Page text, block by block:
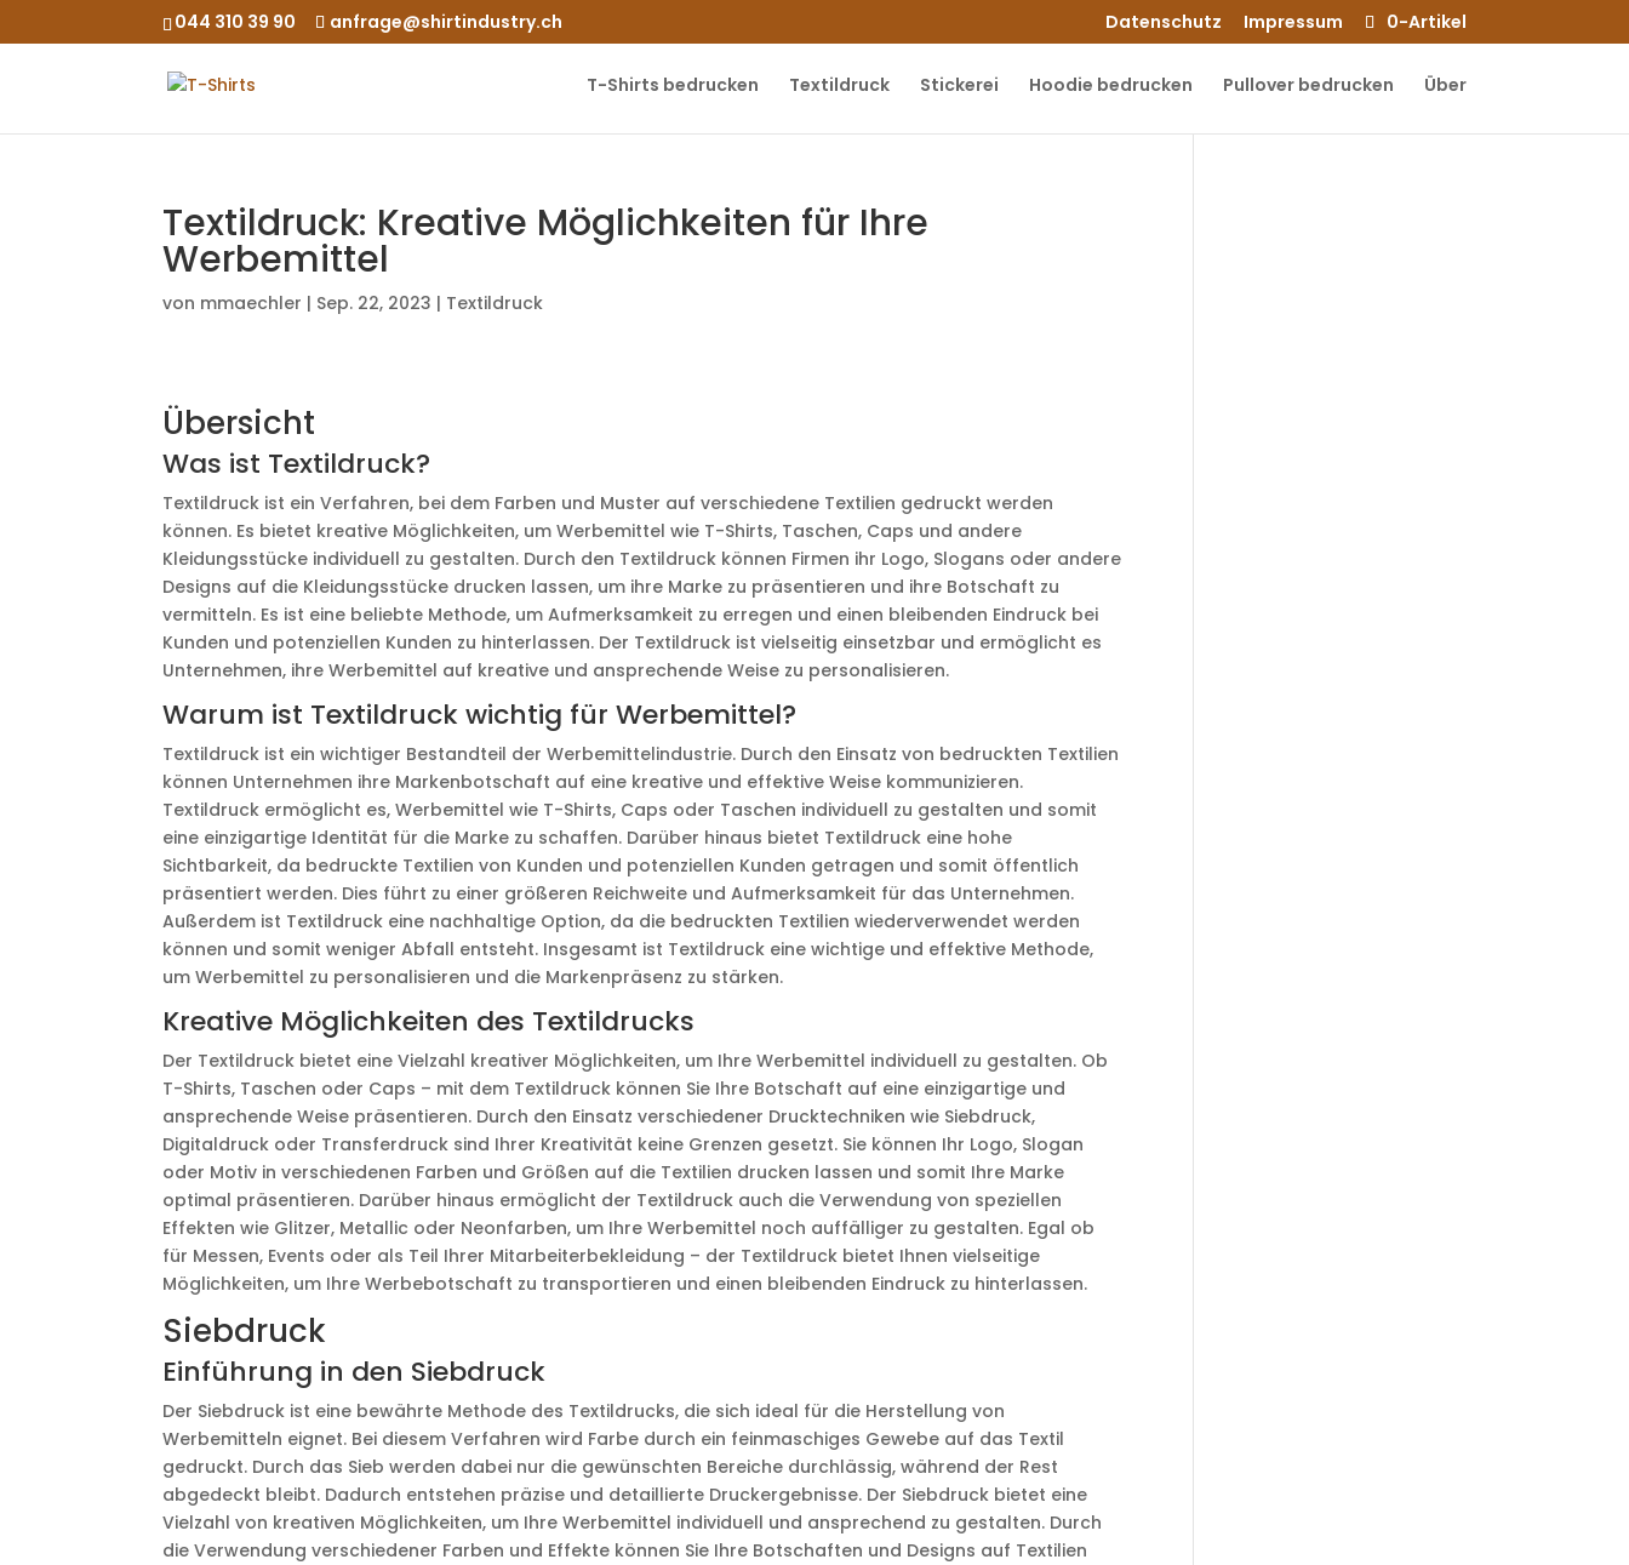
044 310 39 90 anfrage@shirtindustry.ch Datenschutz Impressum 0-Artikel
T-Shirts bedrucken Textildruck Stickerei Hoodie bedrucken Pullover bedrucken Über
Textildruck: Kreative Möglichkeiten für Ihre
Werbemittel
von mmaechler | Sep. 22, 2023 | Textildruck
Übersicht
Was ist Textildruck?
Textildruck ist ein Verfahren, bei dem Farben und Muster auf verschiedene Textilien gedruckt werden
können. Es bietet kreative Möglichkeiten, um Werbemittel wie T-Shirts, Taschen, Caps und andere
Kleidungsstücke individuell zu gestalten. Durch den Textildruck können Firmen ihr Logo, Slogans oder andere
Designs auf die Kleidungsstücke drucken lassen, um ihre Marke zu präsentieren und ihre Botschaft zu
vermitteln. Es ist eine beliebte Methode, um Aufmerksamkeit zu erregen und einen bleibenden Eindruck bei
Kunden und potenziellen Kunden zu hinterlassen. Der Textildruck ist vielseitig einsetzbar und ermöglicht es
Unternehmen, ihre Werbemittel auf kreative und ansprechende Weise zu personalisieren.
Warum ist Textildruck wichtig für Werbemittel?
Textildruck ist ein wichtiger Bestandteil der Werbemittelindustrie. Durch den Einsatz von bedruckten Textilien
können Unternehmen ihre Markenbotschaft auf eine kreative und effektive Weise kommunizieren.
Textildruck ermöglicht es, Werbemittel wie T-Shirts, Caps oder Taschen individuell zu gestalten und somit
eine einzigartige Identität für die Marke zu schaffen. Darüber hinaus bietet Textildruck eine hohe
Sichtbarkeit, da bedruckte Textilien von Kunden und potenziellen Kunden getragen und somit öffentlich
präsentiert werden. Dies führt zu einer größeren Reichweite und Aufmerksamkeit für das Unternehmen.
Außerdem ist Textildruck eine nachhaltige Option, da die bedruckten Textilien wiederverwendet werden
können und somit weniger Abfall entsteht. Insgesamt ist Textildruck eine wichtige und effektive Methode,
um Werbemittel zu personalisieren und die Markenpräsenz zu stärken.
Kreative Möglichkeiten des Textildrucks
Der Textildruck bietet eine Vielzahl kreativer Möglichkeiten, um Ihre Werbemittel individuell zu gestalten. Ob
T-Shirts, Taschen oder Caps – mit dem Textildruck können Sie Ihre Botschaft auf eine einzigartige und
ansprechende Weise präsentieren. Durch den Einsatz verschiedener Drucktechniken wie Siebdruck,
Digitaldruck oder Transferdruck sind Ihrer Kreativität keine Grenzen gesetzt. Sie können Ihr Logo, Slogan
oder Motiv in verschiedenen Farben und Größen auf die Textilien drucken lassen und somit Ihre Marke
optimal präsentieren. Darüber hinaus ermöglicht der Textildruck auch die Verwendung von speziellen
Effekten wie Glitzer, Metallic oder Neonfarben, um Ihre Werbemittel noch auffälliger zu gestalten. Egal ob
für Messen, Events oder als Teil Ihrer Mitarbeiterbekleidung – der Textildruck bietet Ihnen vielseitige
Möglichkeiten, um Ihre Werbebotschaft zu transportieren und einen bleibenden Eindruck zu hinterlassen.
Siebdruck
Einführung in den Siebdruck
Der Siebdruck ist eine bewährte Methode des Textildrucks, die sich ideal für die Herstellung von
Werbemitteln eignet. Bei diesem Verfahren wird Farbe durch ein feinmaschiges Gewebe auf das Textil
gedruckt. Durch das Sieb werden dabei nur die gewünschten Bereiche durchlässig, während der Rest
abgedeckt bleibt. Dadurch entstehen präzise und detaillierte Druckergebnisse. Der Siebdruck bietet eine
Vielzahl von kreativen Möglichkeiten, um Ihre Werbemittel individuell und ansprechend zu gestalten. Durch
die Verwendung verschiedener Farben und Effekte können Sie Ihre Botschaften und Designs auf Textilien